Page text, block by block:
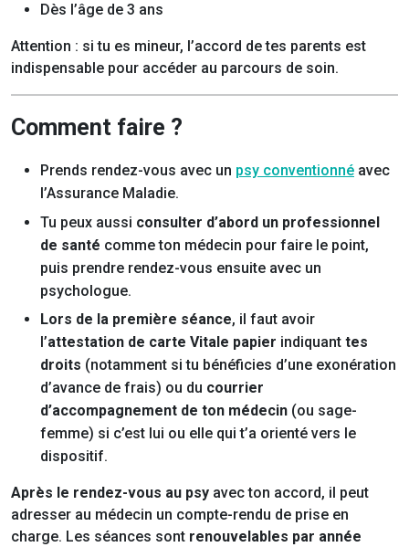
Dès l’âge de 3 ans
Attention : si tu es mineur, l’accord de tes parents est
indispensable pour accéder au parcours de soin.
Comment faire ?
Prends rendez-vous avec un psy conventionné avec
l’Assurance Maladie.
Tu peux aussi consulter d’abord un professionnel
de santé comme ton médecin pour faire le point,
puis prendre rendez-vous ensuite avec un
psychologue.
Lors de la première séance, il faut avoir
l’attestation de carte Vitale papier indiquant tes
droits (notamment si tu bénéficies d’une exonération
d’avance de frais) ou du courrier
d’accompagnement de ton médecin (ou sage-
femme) si c’est lui ou elle qui t’a orienté vers le
dispositif.
Après le rendez-vous au psy avec ton accord, il peut
adresser au médecin un compte-rendu de prise en
charge. Les séances sont renouvelables par année